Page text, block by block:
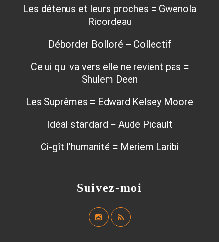
Suivez-moi
Les détenus et leurs proches ≡ Gwenola
Ricordeau
Déborder Bolloré ≡ Collectif
Celui qui va vers elle ne revient pas ≡
Shulem Deen
Les Suprêmes ≡ Edward Kelsey Moore
Idéal standard ≡ Aude Picault
Ci-gît l'humanité ≡ Meriem Laribi